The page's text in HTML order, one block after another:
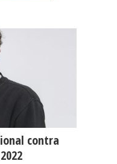
contra